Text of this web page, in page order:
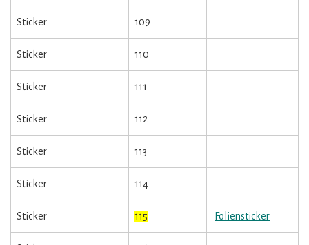
Sticker 109
Sticker 110
Sticker 111
Sticker 112
Sticker 113
Sticker 114
Sticker 115 Foliensticker